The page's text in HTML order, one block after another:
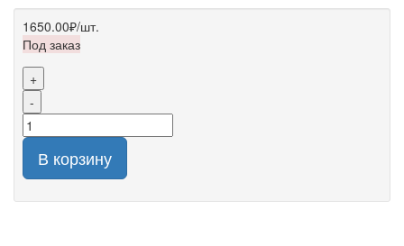
1650.00₽/шт.
Под заказ
+
-
В корзину